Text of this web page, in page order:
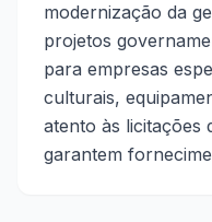
modernização da
projetos
para empresas
culturais,
atento às licitações
garantem